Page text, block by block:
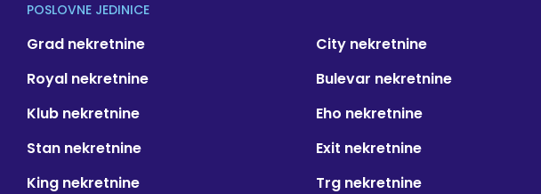
POSLOVNE JEDINICE
Grad nekretnine City nekretnine
Royal nekretnine
Bulevar nekretnine
Klub nekretnine
Eho nekretnine
Stan nekretnine
Exit nekretnine
King nekretnine
Trg nekretnine